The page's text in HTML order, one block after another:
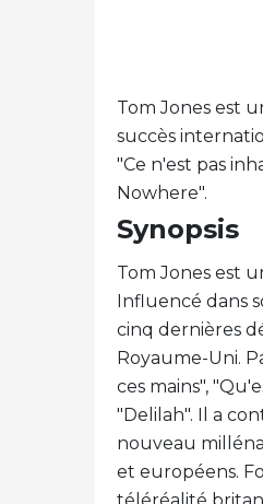
Tom Jones est
succès
"Ce n'est pas
Nowhere".
Synopsis
Tom Jones est
Influencé dans
cinq dernières
Royaume-Uni.
ces mains",
"Delilah". Il a
nouveau
et européens.